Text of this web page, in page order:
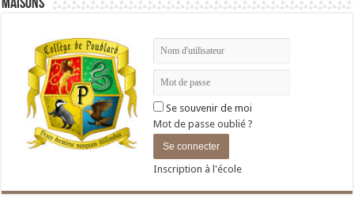
Maisons
Se souvenir de moi
Mot de passe oublié ?
Inscription à l'école